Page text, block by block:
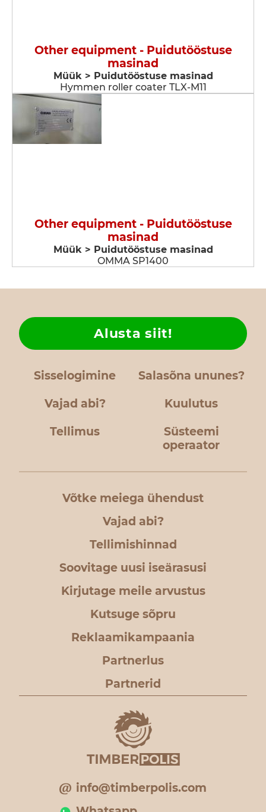
Other equipment - Puidutööstuse
masinad
Müük > Puidutööstuse masinad
Hymmen roller coater TLX-M11
Other equipment - Puidutööstuse
masinad
Müük > Puidutööstuse masinad
OMMA SP1400
Sisselogimine Salasõna ununes?
Vajad abi?
Alusta siit!
Kuulutus
Tellimus
Süsteemi
operaator
Võtke meiega ühendust
Vajad abi?
Tellimishinnad
Soovitage uusi iseärasusi
Kirjutage meile arvustus
Kutsuge sõpru
Reklaamikampaania
Partnerlus
Partnerid
info@timberpolis.com